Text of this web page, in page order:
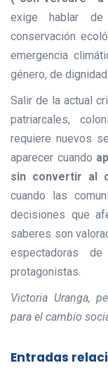
exige hablar
conservación
emergencia
género, de
Salir de la actual
patriarcales,
requiere nuevos
aparecer cuando
sin convertir al
cuando las
decisiones que
saberes son
espectadoras
protagonistas.
Victoria Uranga,
para el cambio
Entradas